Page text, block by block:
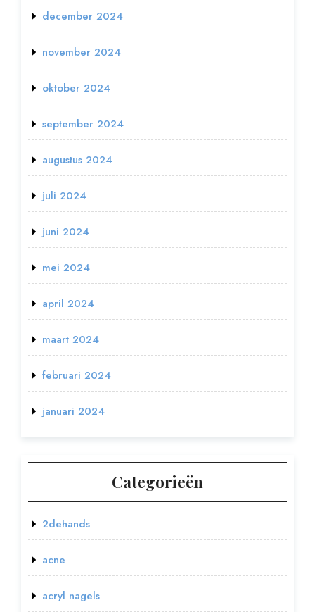
december 2024
november 2024
oktober 2024
september 2024
augustus 2024
juli 2024
juni 2024
mei 2024
april 2024
maart 2024
februari 2024
januari 2024
Categorieën
2dehands
acne
acryl nagels